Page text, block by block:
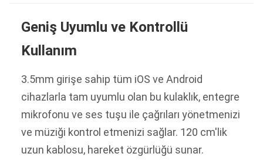
Geniş Uyumlu ve Kontrollü
Kullanım
3.5mm girişe sahip tüm iOS ve Android
cihazlarla tam uyumlu olan bu kulaklık, entegre
mikrofonu ve ses tuşu ile çağrıları yönetmenizi
ve müziği kontrol etmenizi sağlar. 120 cm'lik
uzun kablosu, hareket özgürlüğü sunar.